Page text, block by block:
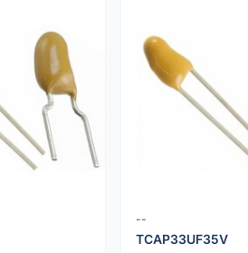
--
TCAP33UF35V